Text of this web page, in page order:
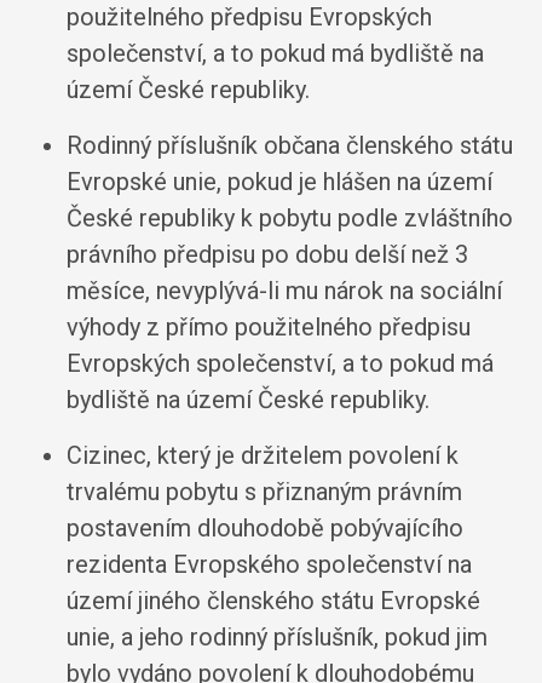
použitelného předpisu Evropských
společenství, a to pokud má bydliště na
území České republiky.
Rodinný příslušník občana členského státu
Evropské unie, pokud je hlášen na území
České republiky k pobytu podle zvláštního
právního předpisu po dobu delší než 3
měsíce, nevyplývá-li mu nárok na sociální
výhody z přímo použitelného předpisu
Evropských společenství, a to pokud má
bydliště na území České republiky.
Cizinec, který je držitelem povolení k
trvalému pobytu s přiznaným právním
postavením dlouhodobě pobývajícího
rezidenta Evropského společenství na
území jiného členského státu Evropské
unie, a jeho rodinný příslušník, pokud jim
bylo vydáno povolení k dlouhodobému